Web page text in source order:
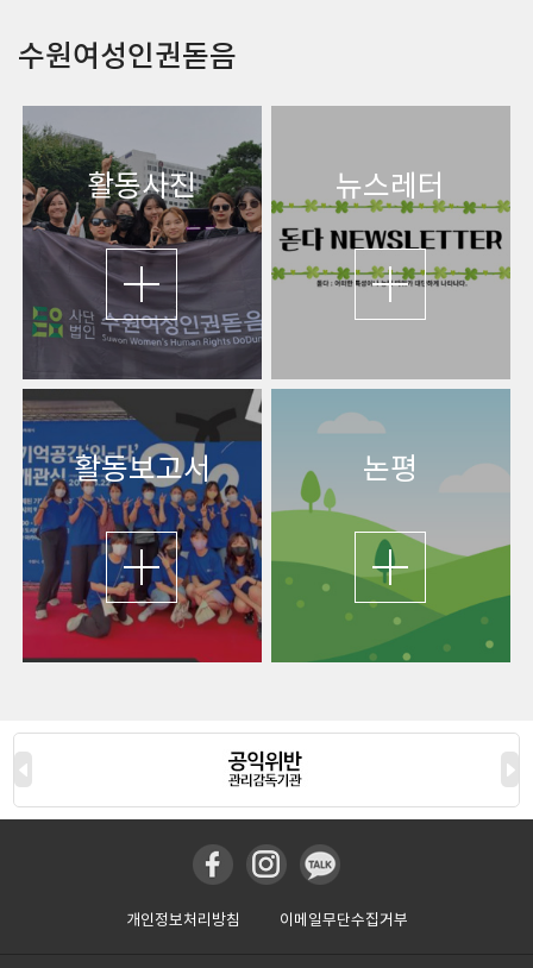
수원여성인권돋음
활동사진 뉴스레터
활동보고서 논평
개인정보처리방침 이메일무단수집거부